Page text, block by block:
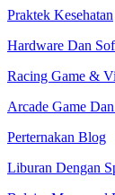
Praktek Kesehatan
Hardware Dan
Racing Game &
Arcade Game
Perternakan Blog
Liburan Dengan